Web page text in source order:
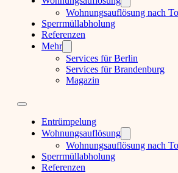
Wohnungsauflösung nach
Sperrmüllabholung
Referenzen
Mehr
Services für Berlin
Services für Brandenburg
Magazin
Entrümpelung
Wohnungsauflösung
Wohnungsauflösung nach
Sperrmüllabholung
Referenzen